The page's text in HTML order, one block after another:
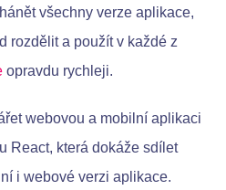
všechny verze aplikace,
rozdělit a použít v každé z
opravdu rychleji.
webovou a mobilní aplikaci
React, která dokáže sdílet
i webové verzi aplikace.